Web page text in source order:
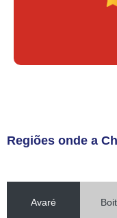
Regiões onde a
Avaré